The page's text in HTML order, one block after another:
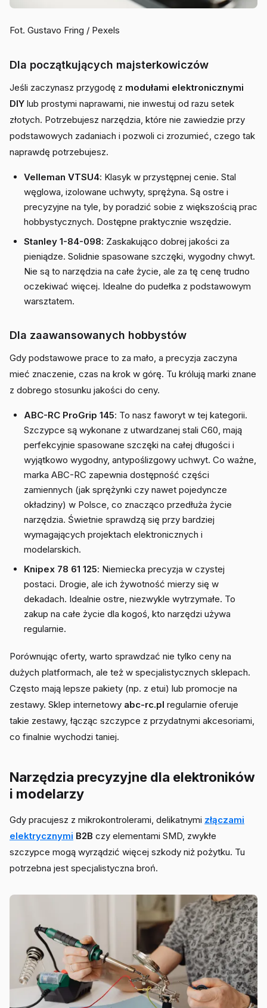
Fot. Gustavo Fring / Pexels
Dla początkujących majsterkowiczów
Jeśli zaczynasz przygodę z modułami elektronicznymi
DIY lub prostymi naprawami, nie inwestuj od razu setek
złotych. Potrzebujesz narzędzia, które nie zawiedzie przy
podstawowych zadaniach i pozwoli ci zrozumieć, czego tak
naprawdę potrzebujesz.
Velleman VTSU4: Klasyk w przystępnej cenie. Stal
węglowa, izolowane uchwyty, sprężyna. Są ostre i
precyzyjne na tyle, by poradzić sobie z większością prac
hobbystycznych. Dostępne praktycznie wszędzie.
Stanley 1-84-098: Zaskakująco dobrej jakości za
pieniądze. Solidnie spasowane szczęki, wygodny chwyt.
Nie są to narzędzia na całe życie, ale za tę cenę trudno
oczekiwać więcej. Idealne do pudełka z podstawowym
warsztatem.
Dla zaawansowanych hobbystów
Gdy podstawowe prace to za mało, a precyzja zaczyna
mieć znaczenie, czas na krok w górę. Tu królują marki znane
z dobrego stosunku jakości do ceny.
ABC-RC ProGrip 145: To nasz faworyt w tej kategorii.
Szczypce są wykonane z utwardzanej stali C60, mają
perfekcyjnie spasowane szczęki na całej długości i
wyjątkowo wygodny, antypoślizgowy uchwyt. Co ważne,
marka ABC-RC zapewnia dostępność części
zamiennych (jak sprężynki czy nawet pojedyncze
okładziny) w Polsce, co znacząco przedłuża życie
narzędzia. Świetnie sprawdzą się przy bardziej
wymagających projektach elektronicznych i
modelarskich.
Knipex 78 61 125: Niemiecka precyzja w czystej
postaci. Drogie, ale ich żywotność mierzy się w
dekadach. Idealnie ostre, niezwykle wytrzymałe. To
zakup na całe życie dla kogoś, kto narzędzi używa
regularnie.
Porównując oferty, warto sprawdzać nie tylko ceny na
dużych platformach, ale też w specjalistycznych sklepach.
Często mają lepsze pakiety (np. z etui) lub promocje na
zestawy. Sklep internetowy abc-rc.pl regularnie oferuje
takie zestawy, łącząc szczypce z przydatnymi akcesoriami,
co finalnie wychodzi taniej.
Narzędzia precyzyjne dla elektroników
i modelarzy
Gdy pracujesz z mikrokontrolerami, delikatnymi złączami
elektrycznymi B2B czy elementami SMD, zwykłe
szczypce mogą wyrządzić więcej szkody niż pożytku. Tu
potrzebna jest specjalistyczna broń.